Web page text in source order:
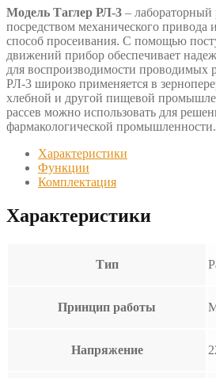
Модель Таглер РЛ-3 – лабораторный
посредством механического привода
способ просеивания. С помощью
движений прибор обеспечивает
для воспроизводимости проводимых
РЛ-3 широко применяется в
хлебной и другой пищевой
рассев можно использовать для
фармакологической промышленности.
Характеристики
Функции
Комплектация
Характеристики
Тип
Принцип работы
Напряжение